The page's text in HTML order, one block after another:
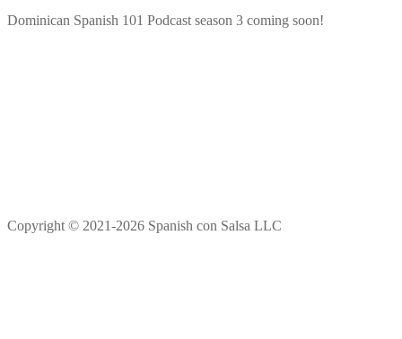
Dominican Spanish 101 Podcast season 3 coming soon!
Copyright © 2021-2026 Spanish con Salsa LLC